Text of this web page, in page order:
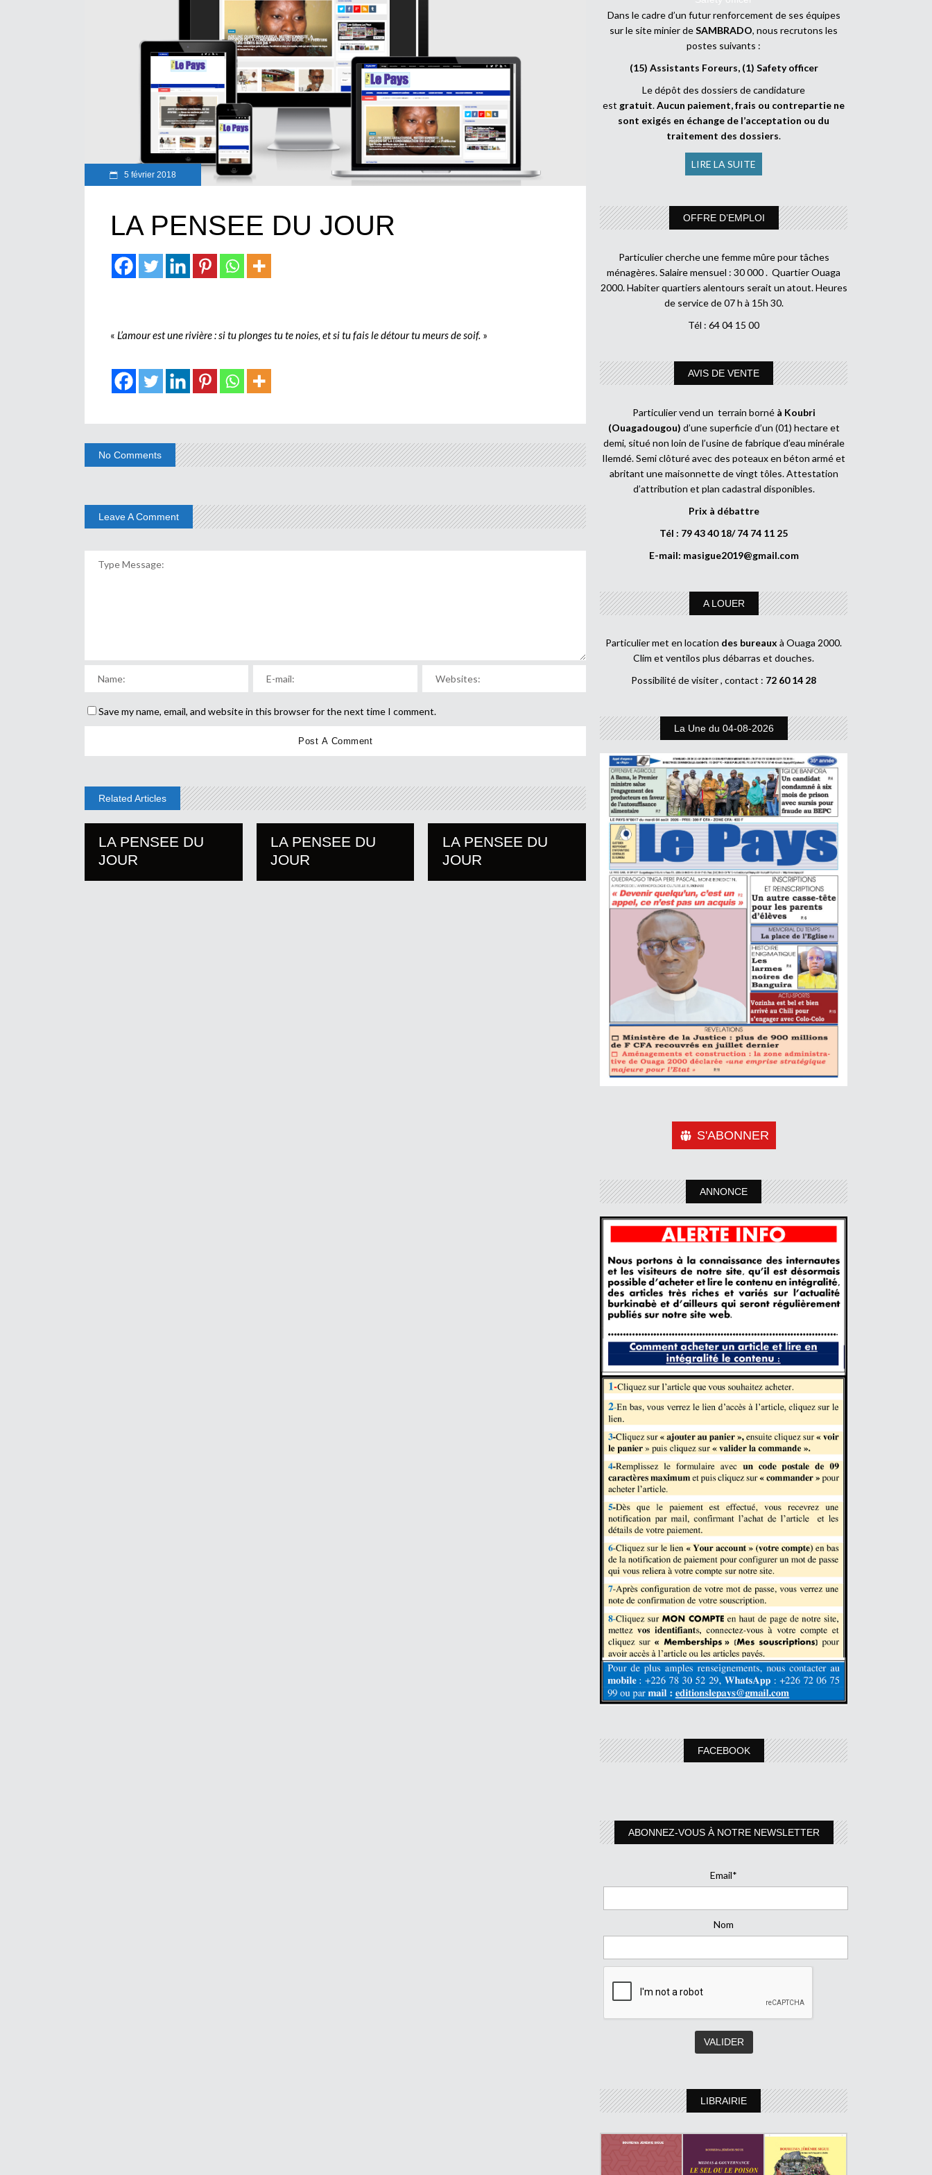
5 février 2018
LA PENSEE DU JOUR
« L’amour est une rivière : si tu plonges tu te noies, et si tu fais le détour tu meurs de soif. »
No Comments
Leave A Comment
Save my name, email, and website in this browser for the next time I comment.
Related Articles
LA PENSEE DU
JOUR
LA PENSEE DU
JOUR
LA PENSEE DU
JOUR
Dans le cadre d’un futur renforcement de ses équipes
sur le site minier deSAMBRADO, nous recrutons les
postes suivants :
(15) Assistants Foreurs, (1) Safety officer
Le dépôt des dossiers de candidature
est gratuit.Aucun paiement, frais ou contrepartie ne
sont exigés en échange de l’acceptation ou du
traitement des dossiers.
LIRE LA SUITE
OFFRE D’EMPLOI
Particulier cherche une femme mûre pour tâches
ménagères. Salaire mensuel : 30 000 . Quartier Ouaga
2000. Habiter quartiers alentours serait un atout. Heures
de service de 07 h à 15h 30.
Tél : 64 04 15 00
AVIS DE VENTE
Particulier vend un terrain borné à Koubri
(Ouagadougou) d’une superficie d’un (01) hectare et
demi, situé non loin de l’usine de fabrique d’eau minérale
Ilemdé. Semi clôturé avec des poteaux en béton armé et
abritant une maisonnette de vingt tôles. Attestation
d’attribution et plan cadastral disponibles.
Prix à débattre
Tél : 79 43 40 18/ 74 74 11 25
E-mail: masigue2019@gmail.com
A LOUER
Particulier met en location des bureaux à Ouaga 2000.
Clim et ventilos plus débarras et douches.
Possibilité de visiter , contact : 72 60 14 28
La Une du 04-08-2026
S'ABONNER
ANNONCE
FACEBOOK
ABONNEZ-VOUS À NOTRE NEWSLETTER
Email*
Nom
LIBRAIRIE